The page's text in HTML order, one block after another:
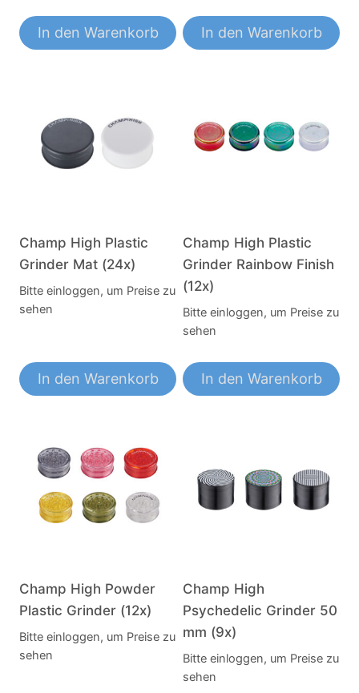
In den Warenkorb In den Warenkorb
Champ High Plastic
Grinder Mat (24x)
Bitte einloggen, um Preise zu
sehen
In den Warenkorb
Champ High Plastic
Grinder Rainbow Finish
(12x)
Bitte einloggen, um Preise zu
sehen
In den Warenkorb
Champ High Powder
Plastic Grinder (12x)
Bitte einloggen, um Preise zu
sehen
Champ High
Psychedelic Grinder 50
mm (9x)
Bitte einloggen, um Preise zu
sehen